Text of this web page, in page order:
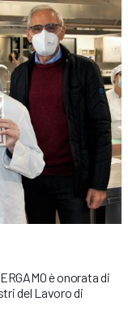
è onorata di
del Lavoro di